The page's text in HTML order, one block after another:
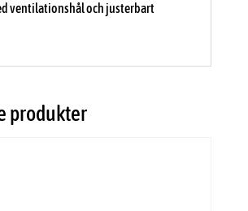
ventilationshål och justerbart
produkter